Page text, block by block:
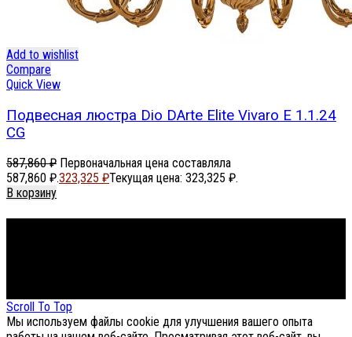
Add to wishlist
Compare
Quick View
Подвесная люстра Dio DArte Elite Vivaro E 1.1.24
CG
587,860₽ Первоначальная цена составляла
587,860 ₽.323,325 ₽Текущая цена: 323,325 ₽.
В корзину
Scroll To Top
Мы используем файлы cookie для улучшения вашего опыта